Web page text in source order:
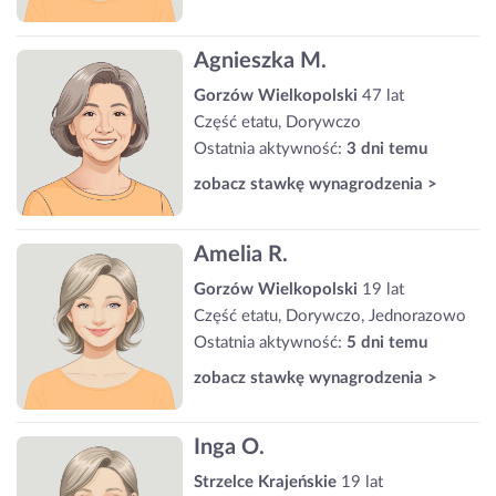
Agnieszka M.
Gorzów Wielkopolski 47 lat
Część etatu, Dorywczo
Ostatnia aktywność: 3 dni temu
zobacz stawkę wynagrodzenia >
Amelia R.
Gorzów Wielkopolski 19 lat
Część etatu, Dorywczo, Jednorazowo
Ostatnia aktywność: 5 dni temu
zobacz stawkę wynagrodzenia >
Inga O.
Strzelce Krajeńskie 19 lat